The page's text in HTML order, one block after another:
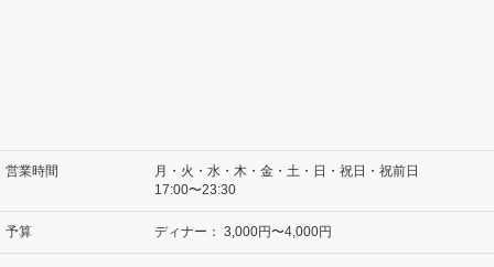
営業時間
月・火・水・木・金・土・日・祝日・祝前日
17:00〜23:30
予算 ディナー： 3,000円〜4,000円